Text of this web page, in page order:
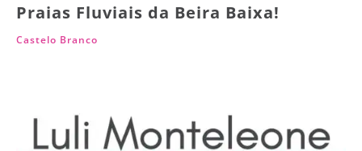
Praias Fluviais da Beira Baixa!
Castelo Branco